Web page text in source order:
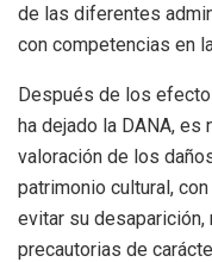
de las diferentes
con competencias en
Después de los
ha dejado la DANA, es
valoración de los
patrimonio cultural,
evitar su
precautorias de